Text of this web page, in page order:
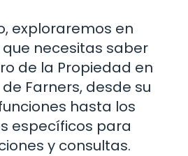
exploraremos en
necesitas saber
de la Propiedad en
Farners, desde su
hasta los
específicos para
y consultas.